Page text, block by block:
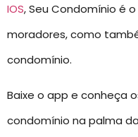
IOS, Seu Condomínio é
moradores, como
condomínio.
Baixe o app e conheça
condomínio na palma